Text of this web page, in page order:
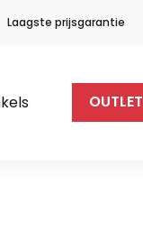
Laagste prijsgarantie
OUTLET